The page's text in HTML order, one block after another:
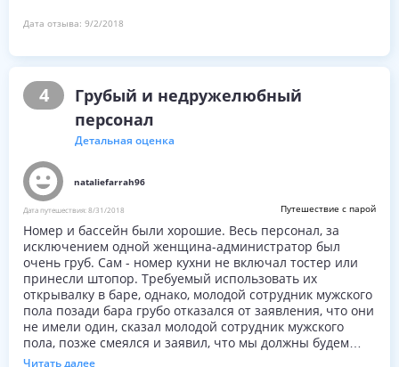
Дата отзыва: 9/2/2018
4
Грубый и недружелюбный
персонал
Детальная оценка
nataliefarrah96
Дата путешествия:8/31/2018 Путешествие с парой
Номер и бассейн были хорошие. Весь персонал, за
исключением одной женщина-администратор был
очень груб. Сам - номер кухни не включал тостер или
принесли штопор. Требуемый использовать их
открывалку в баре, однако, молодой сотрудник мужского
пола позади бара грубо отказался от заявления, что они
не имели один, сказал молодой сотрудник мужского
пола, позже смеялся и заявил, что мы должны будем
заплатить 5 левов, чтобы использовать его, очень
Читать далее